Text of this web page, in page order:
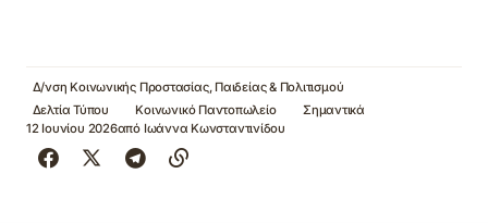
Δ/νση Κοινωνικής Προστασίας, Παιδείας & Πολιτισμού
Δελτία Τύπου
Κοινωνικό Παντοπωλείο
Σημαντικά
12 Ιουνίου 2026από Ιωάννα Κωνσταντινίδου